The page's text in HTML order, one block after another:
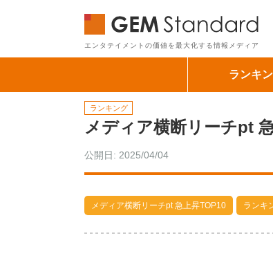
エンタテイメントの価値を最大化する情報メディア
ランキ
ランキング
メディア横断リーチpt
公開日: 2025/04/04
メディア横断リーチpt 急上昇TOP10 ランキ